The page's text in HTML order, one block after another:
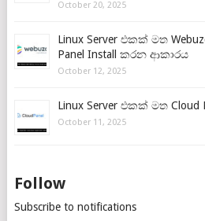
October 20, 2025
Linux Server එකක් මත
Panel Install කරන ආකාරය
October 12, 2025
Linux Server එකක් මත
October 11, 2025
Follow
Subscribe to notifications